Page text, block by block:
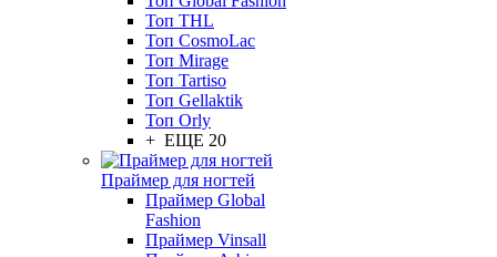
Топ THL
Топ CosmoLac
Топ Mirage
Топ Tartiso
Топ Gellaktik
Топ Orly
+ ЕЩЕ 20
Праймер для ногтей
Праймер Global
Fashion
Праймер Vinsall